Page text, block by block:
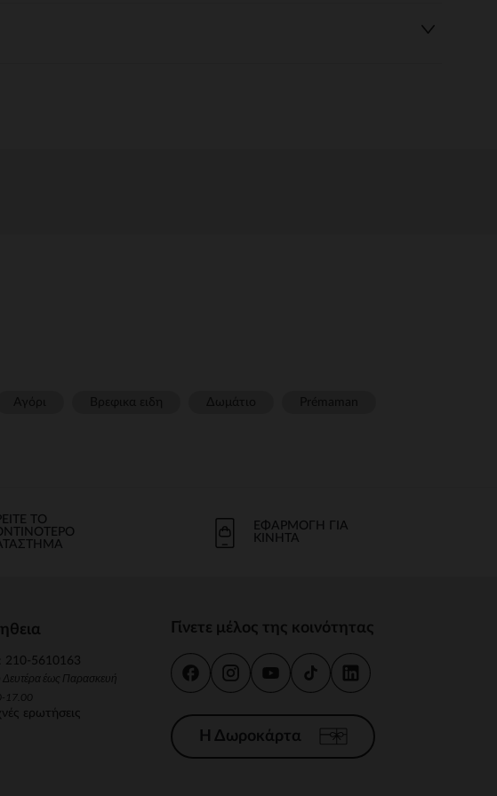
ΤΟ
ΕΦΑΡΜΟΓΉ ΓΙΑ
ΚΙΝΗΤΆ
: 210-5610163
έως Παρασκευή
17.00
ερωτήσεις
Γίνετε μέλος της κοινότητας
Η Δωροκάρτα